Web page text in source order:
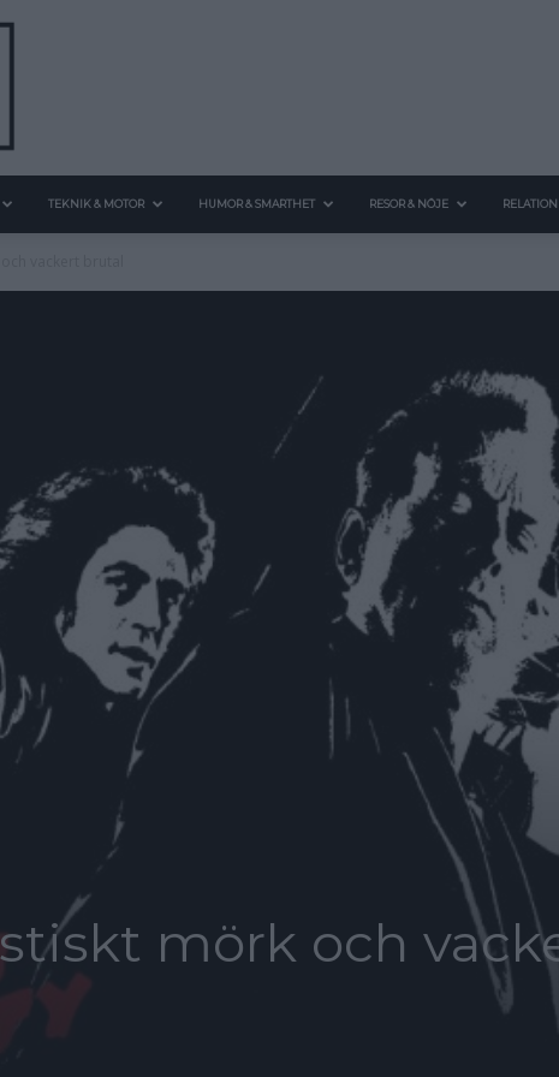
TEKNIK & MOTOR HUMOR & SMARTHET RESOR & NÖJE
mörk och